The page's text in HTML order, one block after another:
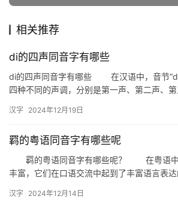
近
义
组
拼
音
相关推荐
di的四声同音字有哪些
di的四声同音字有哪些 在汉语中，音节
四种不同的声调，分别是第一声、第二声、
汉字 2024年12月19日
羁的粤语同音字有哪些呢
羁的粤语同音字有哪些呢？ 在粤语中
丰富，它们在口语交流中起到了丰富语言表
活…
汉字 2024年12月14日